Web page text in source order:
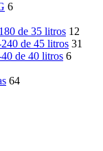
6
de 35 litros 12
de 45 litros 31
de 40 litros 6
64